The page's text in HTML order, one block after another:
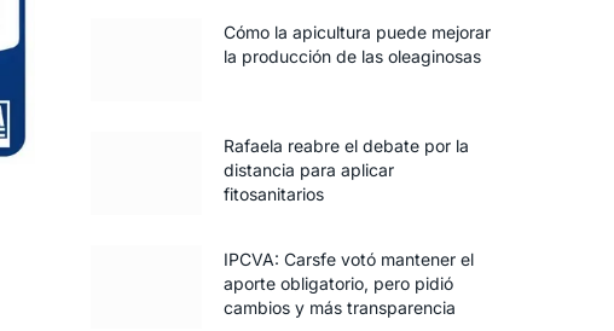
Cómo la apicultura puede mejorar
la producción de las oleaginosas
Rafaela reabre el debate por la
distancia para aplicar
fitosanitarios
IPCVA: Carsfe votó mantener el
aporte obligatorio, pero pidió
cambios y más transparencia